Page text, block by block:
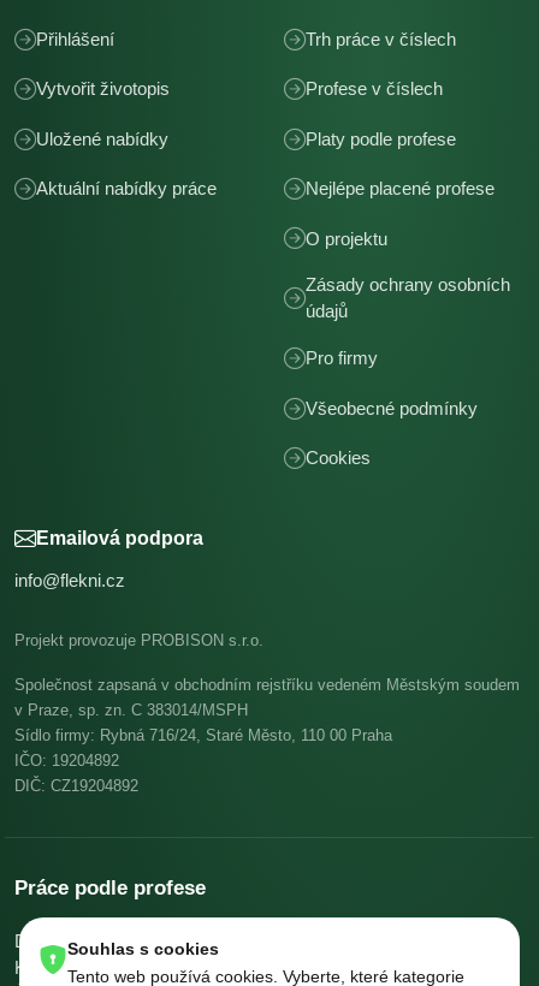
Přihlášení
Vytvořit životopis
Uložené nabídky
Aktuální nabídky práce
Trh práce v číslech
Profese v číslech
Platy podle profese
Nejlépe placené profese
O projektu
Zásady ochrany osobních
údajů
Pro firmy
Všeobecné podmínky
Cookies
Emailová podpora
info@flekni.cz
Projekt provozuje PROBISON s.r.o.
Společnost zapsaná v obchodním rejstříku vedeném Městským soudem
v Praze, sp. zn. C 383014/MSPH
Sídlo firmy: Rybná 716/24, Staré Město, 110 00 Praha
IČO: 19204892
DIČ: CZ19204892
Práce podle profese
Dělníci v oblasti výstavby a údržby budov
KuchařiSkladníci, obsluha manipulačních vozíků
Souhlas s cookies
Tento web používá cookies. Vyberte, které kategorie